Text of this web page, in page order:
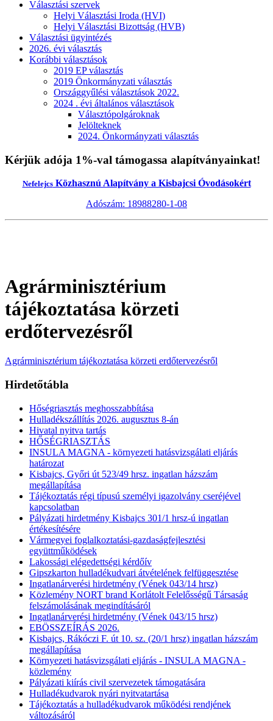
Választási szervek
Helyi Választási Iroda (HVI)
Helyi Választási Bizottság (HVB)
Választási ügyintézés
2026. évi választás
Korábbi választások
2019 EP választás
2019 Önkormányzati választás
Országgyűlési választások 2022.
2024 . évi általános választások
Választópolgároknak
Jelölteknek
2024. Önkormányzati választás
Kérjük adója 1%-val támogassa alapítványainkat!
NefelejcsKözhasznú Alapítvány a Kisbajcsi Óvodásokért
Adószám: 18988280-1-08
Agrárminisztérium
tájékoztatása körzeti
erdőtervezésről
Agrárminisztérium tájékoztatása körzeti erdőtervezésről
Hirdetőtábla
Hőségriasztás meghosszabbítása
Hulladékszállítás 2026. augusztus 8-án
Hivatal nyitva tartás
HŐSÉGRIASZTÁS
INSULA MAGNA - környezeti hatásvizsgálati eljárás
határozat
Kisbajcs, Győri út 523/49 hrsz. ingatlan házszám
megállapítása
Tájékoztatás régi típusú személyi igazolvány cseréjével
kapcsolatban
Pályázati hirdetmény Kisbajcs 301/1 hrsz-ú ingatlan
értékesítésére
Vármegyei foglalkoztatási-gazdaságfejlesztési
együttműködések
Lakossági elégedettségi kérdőív
Gipszkarton hulladékudvari átvételének felfüggesztése
Ingatlanárverési hirdetmény (Vének 043/14 hrsz)
Közlemény NORT brand Korlátolt Felelősségű Társaság
felszámolásának megindításáról
Ingatlanárverési hirdetmény (Vének 043/15 hrsz)
EBÖSSZEÍRÁS 2026.
Kisbajcs, Rákóczi F. út 10. sz. (20/1 hrsz) ingatlan házszám
megállapítása
Környezeti hatásvizsgálati eljárás - INSULA MAGNA -
közlemény
Pályázati kiírás civil szervezetek támogatására
Hulladékudvarok nyári nyitvatartása
Tájékoztatás a hulladékudvarok működési rendjének
változásáról